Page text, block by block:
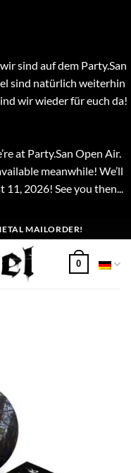
sind auf dem Party.San
sind natürlich weiterhin
wir wieder für euch da!
at Party.San Open Air.
meanwhile! We’ll
2026! See you then...
MAILORDER!
0